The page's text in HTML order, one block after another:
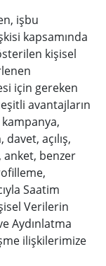
işbu
kapsamında
kişisel
için gereken
avantajların
açılış,
anket, benzer
Saatim
Verilerin
Aydınlatma
ilişkilerimize